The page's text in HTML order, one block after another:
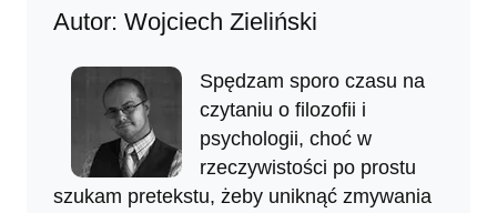
Autor: Wojciech Zieliński
Spędzam sporo czasu na
czytaniu o filozofii i
psychologii, choć w
rzeczywistości po prostu
szukam pretekstu, żeby uniknąć zmywania